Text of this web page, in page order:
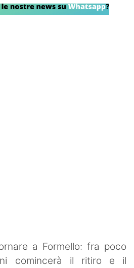
a Formello: fra poco
comincerà il ritiro e il